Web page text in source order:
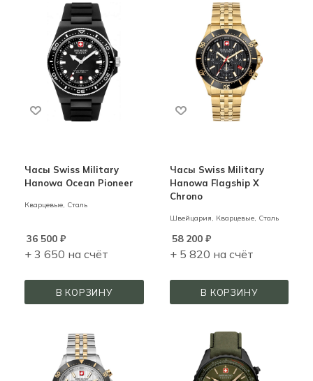
Часы Swiss Military
Hanowa Ocean Pioneer
Кварцевые, Сталь
36 500 ₽
+ 3 650 на счёт
В КОРЗИНУ
Часы Swiss Military
Hanowa Flagship X
Chrono
Швейцария, Кварцевые, Сталь
58 200₽
+ 5 820 на счёт
В КОРЗИНУ